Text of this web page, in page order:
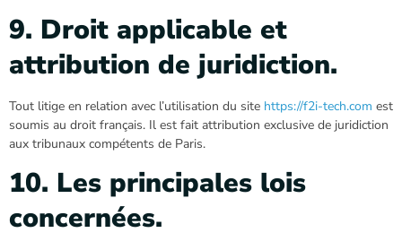
9. Droit applicable et
attribution de juridiction.
Tout litige en relation avec l’utilisation du site https://f2i-tech.com est
soumis au droit français. Il est fait attribution exclusive de juridiction
aux tribunaux compétents de Paris.
10. Les principales lois
concernées.